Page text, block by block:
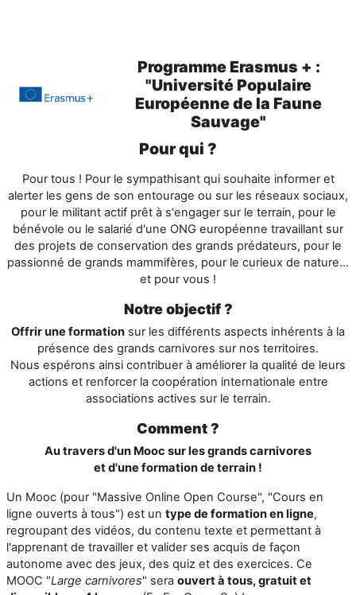
Programme Erasmus + :
"Université Populaire
Européenne de la Faune
Sauvage"
Pour qui ?
Pour tous ! Pour le sympathisant qui souhaite informer et
alerter les gens de son entourage ou sur les réseaux sociaux,
pour le militant actif prêt à s'engager sur le terrain, pourle
bénévole ou le salarié d'une ONG européenne travaillant sur
des projets de conservation des grands prédateurs, pour le
passionné de grands mammifères, pour le curieux de nature...
et pour vous !
Notre objectif ?
Offrir une formation sur les différents aspects inhérents à la
présence des grands carnivores sur nos territoires.
Nous espérons ainsi contribuerà améliorer la qualité de leurs
actions et renforcer la coopération internationale entre
associations actives sur le terrain.
Comment ?
Au travers d'un Mooc sur les grands carnivores
et d'une formation de terrain !
Un Mooc (pour "Massive Online Open Course", "Cours en
ligne ouverts à tous") est un type de formation en ligne,
regroupant des vidéos, du contenu texte et permettant à
l'apprenant de travailler et valider ses acquis de façon
autonome avec des jeux, des quiz et des exercices. Ce
MOOC "Large carnivores" sera ouvert à tous, gratuit et